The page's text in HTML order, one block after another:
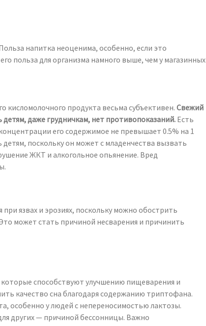
напитка неоценима, особенно, если это
польза для организма намного выше, чем у магазинных
продукта весьма субъективен. Свежий
даже грудничкам, нет противопоказаний. Есть
его содержимое не превышает 0.5% на 1
поскольку он может с младенчества вызвать
ЖКТ и алкогольное опьянение. Вред
язвах и эрозиях, поскольку можно обострить
может стать причиной несварения и причинить
способствуют улучшению пищеварения и
качество сна благодаря содержанию триптофана.
особенно у людей с непереносимостью лактозы.
других — причиной бессонницы. Важно